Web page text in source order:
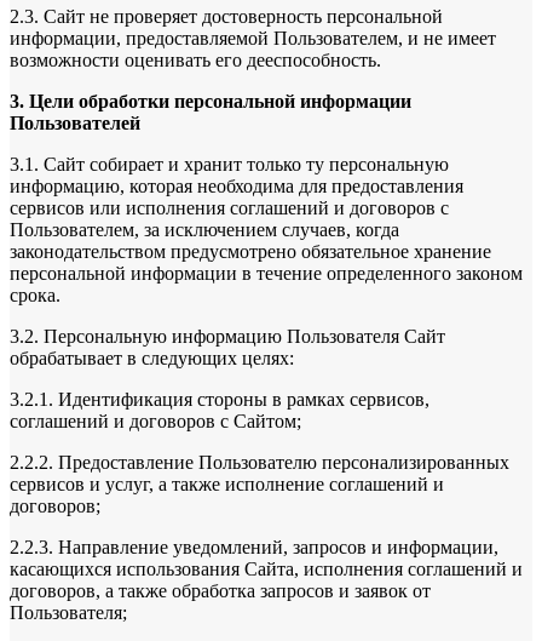
2.3. Сайт не проверяет достоверность персональной
информации, предоставляемой Пользователем, и не имеет
возможности оценивать его дееспособность.
3. Цели обработки персональной информации
Пользователей
3.1. Сайт собирает и хранит только ту персональную
информацию, которая необходима для предоставления
сервисов или исполнения соглашений и договоров с
Пользователем, за исключением случаев, когда
законодательством предусмотрено обязательное хранение
персональной информации в течение определенного законом
срока.
3.2. Персональную информацию Пользователя Сайт
обрабатывает в следующих целях:
3.2.1. Идентификация стороны в рамках сервисов,
соглашений и договоров с Сайтом;
2.2.2. Предоставление Пользователю персонализированных
сервисов и услуг, а также исполнение соглашений и
договоров;
2.2.3. Направление уведомлений, запросов и информации,
касающихся использования Сайта, исполнения соглашений и
договоров, а также обработка запросов и заявок от
Пользователя;